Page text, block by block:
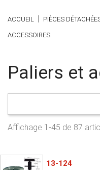
ACCUEIL PIÈCES
ACCESSOIRES
Paliers et
Affichage 1-45 de 87
13-124